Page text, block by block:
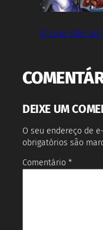
O que são as
DEIXE UM
O seu endereço de
obrigatórios são
Comentário *